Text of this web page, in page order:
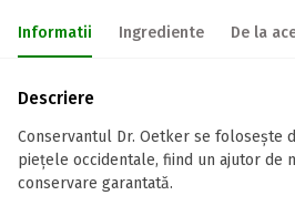
Informatii Ingrediente De la
Descriere
Conservantul Dr. Oetker se foloseşte
pieţele occidentale, fiind un ajutor de
conservare garantată.